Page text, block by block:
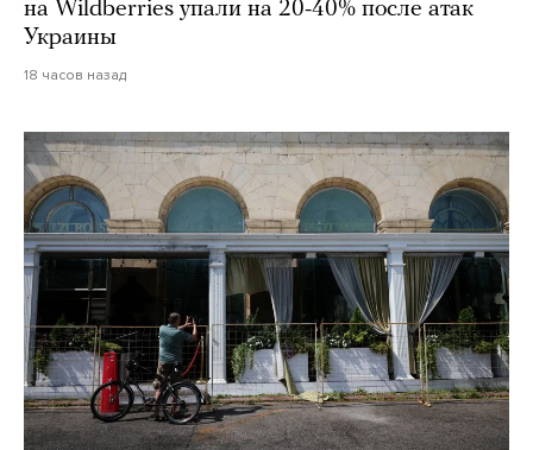
на Wildberries упали на 20-40% после атак
Украины
18 часов назад